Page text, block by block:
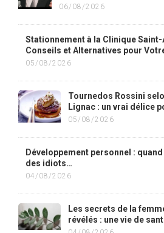
06/08/2026
Stationnement à la Clinique
Conseils et Alternatives pour
05/08/2026
Tournedos Rossini
Lignac : un vrai délice
05/08/2026
Développement personnel :
des idiots…
04/08/2026
Les secrets de la
révélés : une vie de